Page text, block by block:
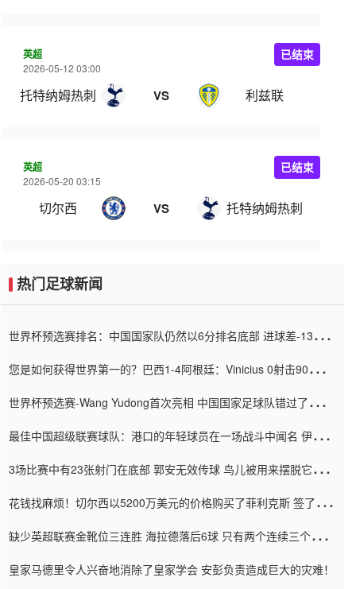
英超
2026-05-12 03:00
托特纳姆热刺 VS 利兹联
已结束
英超
2026-05-20 03:15
切尔西 VS 托特纳姆热刺
已结束
热门足球新闻
世界杯预选赛排名：中国国家队仍然以6分排名底部 进球差-13令人
您是如何获得世界第一的？巴西1-4阿根廷：Vinicius 0射击90分钟
世界杯预选赛-Wang Yudong首次亮相 中国国家足球队错过了世界
最佳中国超级联赛球队：港口的年轻球员在一场战斗中闻名 伊万放
3场比赛中有23张射门在底部 郭安无效传球 鸟儿被用来摆脱它
花钱找麻烦！切尔西以5200万美元的价格购买了菲利克斯 签了7年
缺少英超联赛金靴位三连胜 海拉德落后6球 只有两个连续三个连续
皇家马德里令人兴奋地消除了皇家学会 安彭负责造成巨大的灾难！